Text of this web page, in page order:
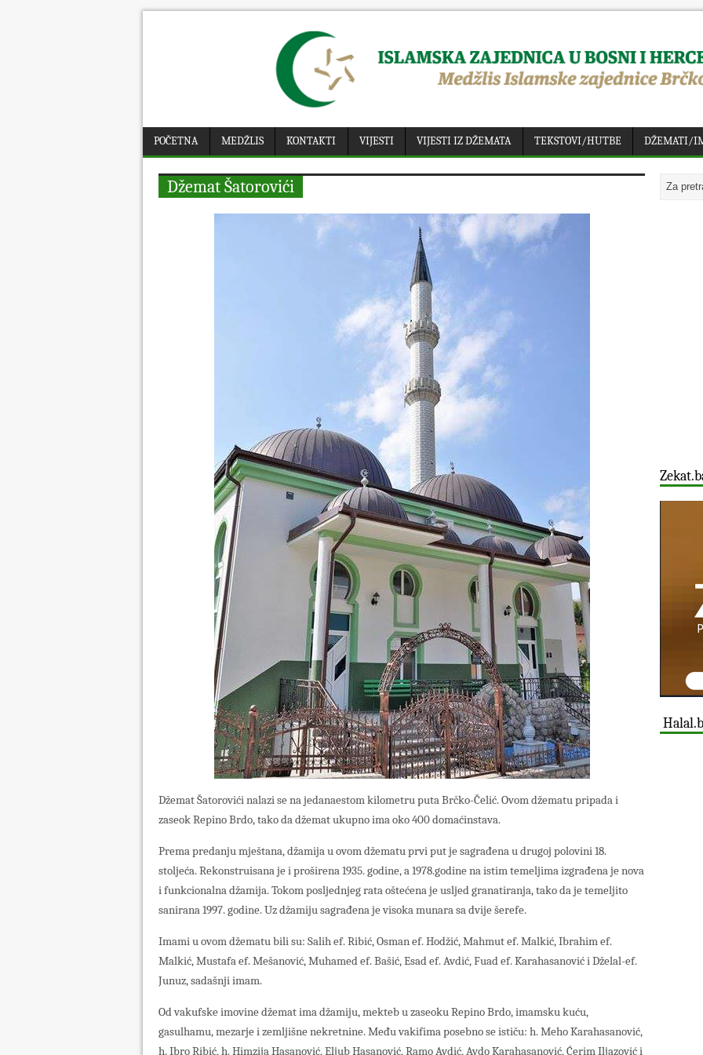
POČETNA MEDŽLIS KONTAKTI VIJESTI VIJESTI IZ DŽEMATA TEKSTOVI/HUTBE DŽEMATI/
Džemat Šatorovići
Džemat Šatorovići nalazi se na jedanaestom kilometru puta Brčko-Čelić. Ovom džematu pripada i
zaseok Repino Brdo, tako da džemat ukupno ima oko 400 domaćinstava.
Prema predanju mještana, džamija u ovom džematu prvi put je sagrađena u drugoj polovini 18.
stoljeća. Rekonstruisana je i proširena 1935. godine, a 1978.godine na istim temeljima izgrađena je nova
i funkcionalna džamija. Tokom posljednjeg rata oštećena je usljed granatiranja, tako da je temeljito
sanirana 1997. godine. Uz džamiju sagrađena je visoka munara sa dvije šerefe.
Imami u ovom džematu bili su: Salih ef. Ribić, Osman ef. Hodžić, Mahmut ef. Malkić, Ibrahim ef.
Malkić, Mustafa ef. Mešanović, Muhamed ef. Bašić, Esad ef. Avdić, Fuad ef. Karahasanović i Dželal-ef.
Junuz, sadašnji imam.
Od vakufske imovine džemat ima džamiju, mekteb u zaseoku Repino Brdo, imamsku kuću,
gasulhamu, mezarje i zemljišne nekretnine. Među vakifima posebno se ističu: h. Meho Karahasanović,
h. Ibro Ribić, h. Himzija Hasanović, Eljub Hasanović, Ramo Avdić, Avdo Karahasanović, Ćerim Iljazović i